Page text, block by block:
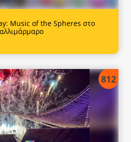
Music of the Spheres στο
812